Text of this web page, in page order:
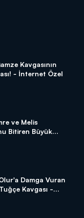
Kavgasının
- İnternet Özel
ve Melis
Bitiren Büyük
Damga Vuran
Kavgası -